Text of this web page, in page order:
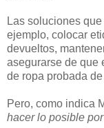
Las soluciones
ejemplo, colocar
devueltos,
asegurarse de que
de ropa probada
Pero, como indica
hacer lo posible